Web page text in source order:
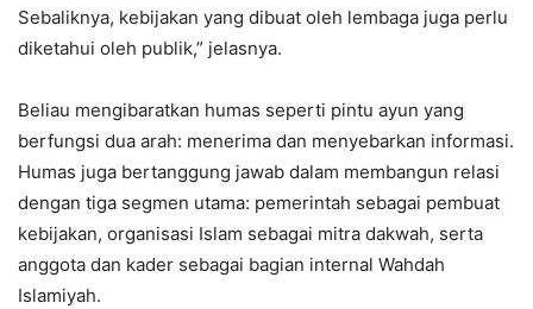
Sebaliknya, kebijakan yang dibuat oleh lembaga juga perlu
diketahui oleh publik,” jelasnya.
Beliau mengibaratkan humas seperti pintu ayun yang
berfungsi dua arah: menerima dan menyebarkan informasi.
Humas juga bertanggung jawab dalam membangun relasi
dengan tiga segmen utama: pemerintah sebagai pembuat
kebijakan, organisasi Islam sebagai mitra dakwah, serta
anggota dan kader sebagai bagian internal Wahdah
Islamiyah.